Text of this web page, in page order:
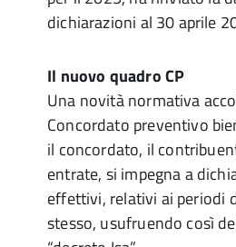
dichiarazioni al 30 aprile
Il nuovo quadro CP
Una novità normativa
Concordato preventivo
il concordato, il
entrate, si impegna a
effettivi, relativi ai periodi
stesso, usufruendo così